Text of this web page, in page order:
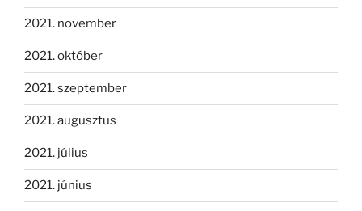
2021. november
2021. október
2021. szeptember
2021. augusztus
2021. július
2021. június